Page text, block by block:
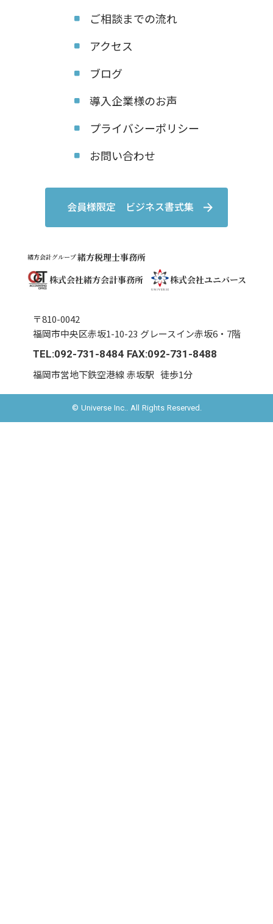
緒方会計グループ緒方税理士事務所
株式会社緒方会計事務所
株式会社ユニバース
〒810-0042
福岡市中央区赤坂1-10-23 グレースイン赤坂6・7階
TEL:092-731-8484 FAX:092-731-8488
福岡市営地下鉄空港線 赤坂駅 徒歩1分
ご相談までの流れ
アクセス
ブログ
導入企業様のお声
プライバシーポリシー
お問い合わせ
会員様限定 ビジネス書式集
© Universe Inc.. All Rights Reserved.